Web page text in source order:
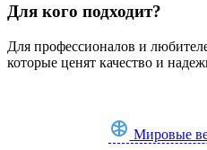
Для кого подходит?
Для профессионалов и
которые ценят качество и
Мировые